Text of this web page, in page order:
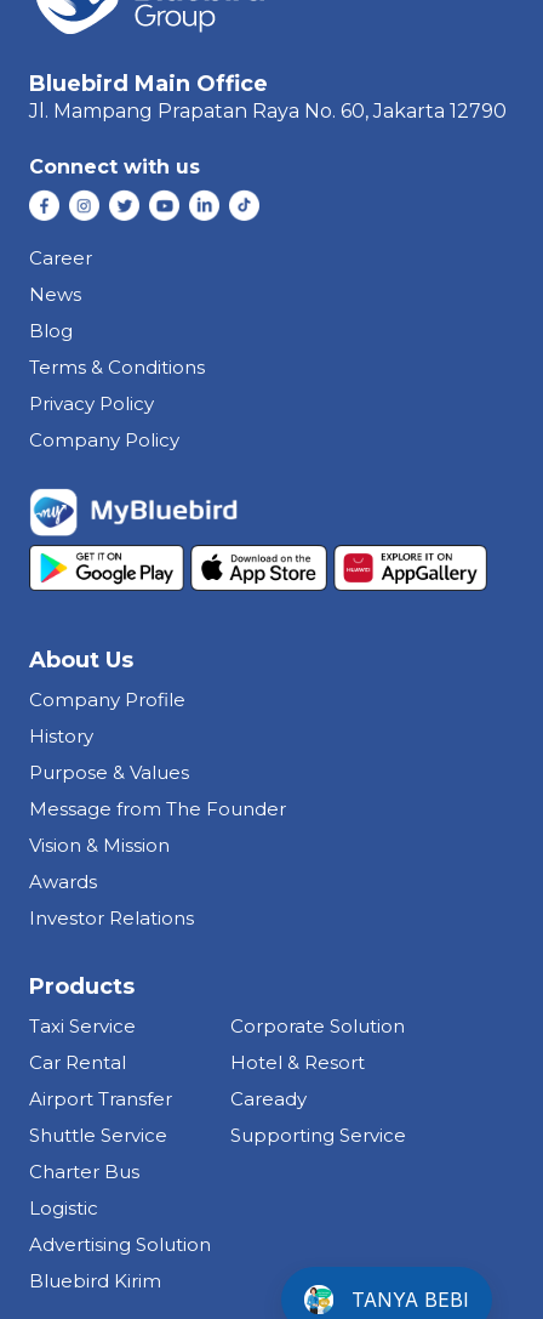
Info Tentang BluebirdTANYA BEBI
Bluebird Main Office
Jl. Mampang Prapatan Raya No. 60,Jakarta 12790
Connect with us
Career
News
Blog
Terms & Conditions
Privacy Policy
Company Policy
About Us
Company Profile
History
Purpose & Values
Message from The Founder
Vision & Mission
Awards
Investor Relations
Products
Taxi Service
Car Rental
Airport Transfer
Shuttle Service
Charter Bus
Logistic
Advertising Solution
Bluebird Kirim
Corporate Solution
Hotel & Resort
Caready
Supporting Service